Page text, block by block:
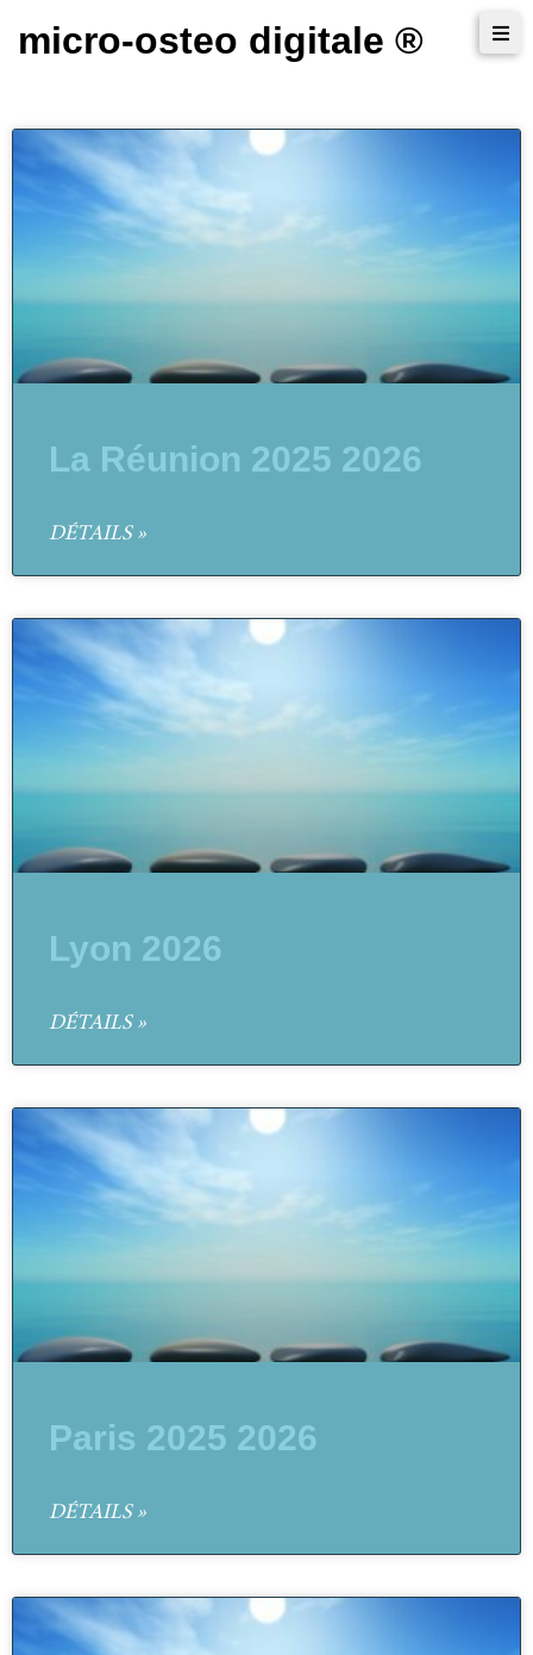
micro-osteo digitale ®
La Réunion 2025 2026
DÉTAILS »
Lyon 2026
DÉTAILS »
Paris 2025 2026
DÉTAILS »